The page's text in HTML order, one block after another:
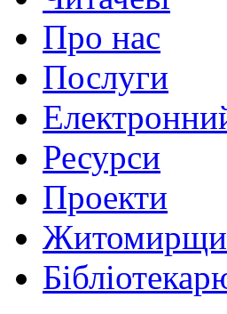
Про нас
Послуги
Ресурси
Проекти